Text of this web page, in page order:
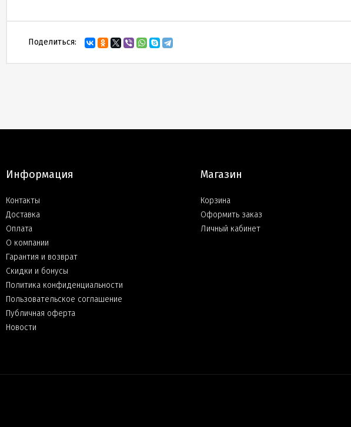
Поделиться:
Информация
Контакты
Доставка
Оплата
О компании
Гарантия и возврат
Скидки и бонусы
Политика конфиденциальности
Пользовательское соглашение
Публичная оферта
Новости
Магазин
Корзина
Оформить заказ
Личный кабинет